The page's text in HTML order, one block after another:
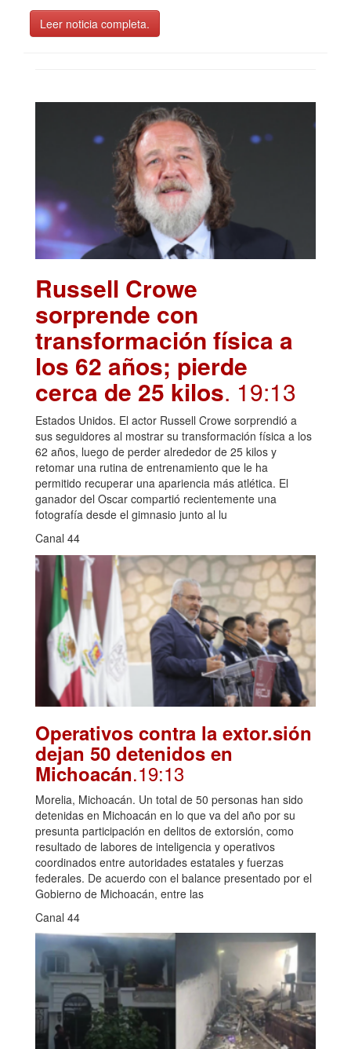
Leer noticia completa.
Russell Crowe
sorprende con
transformación física a
los 62 años; pierde
cerca de 25 kilos. 19:13
Estados Unidos. El actor Russell Crowe sorprendió a
sus seguidores al mostrar su transformación física a los
62 años, luego de perder alrededor de 25 kilos y
retomar una rutina de entrenamiento que le ha
permitido recuperar una apariencia más atlética. El
ganador del Oscar compartió recientemente una
fotografía desde el gimnasio junto al lu
Canal 44
Operativos contra la extor.sión
dejan 50 detenidos en
Michoacán.19:13
Morelia, Michoacán. Un total de 50 personas han sido
detenidas en Michoacán en lo que va del año por su
presunta participación en delitos de extorsión, como
resultado de labores de inteligencia y operativos
coordinados entre autoridades estatales y fuerzas
federales. De acuerdo con el balance presentado por el
Gobierno de Michoacán, entre las
Canal 44